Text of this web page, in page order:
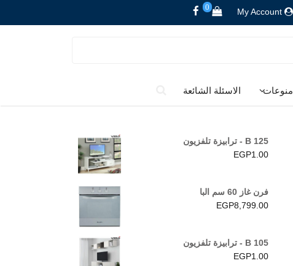
My Account
0
منوعات الاسئلة الشائعة
B 125 - ترابيزة تلفزيون
EGP1.00
فرن غاز 60 سم البا
EGP8,799.00
B 105 - ترابيزة تلفزيون
EGP1.00